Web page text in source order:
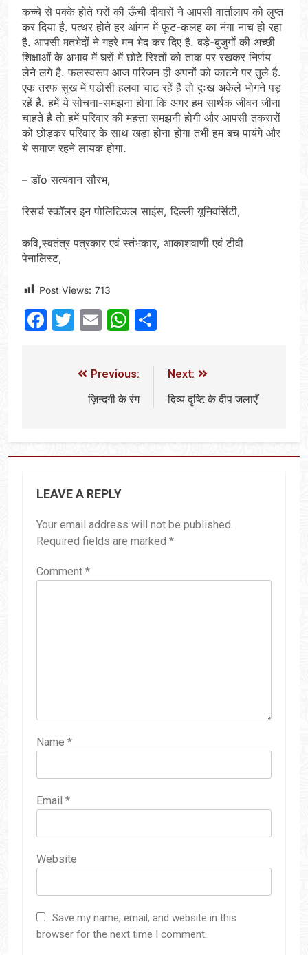
कच्चे से पक्के होते घरों की ऊँची दीवारों ने आपसी वार्तालाप को लुप्त
कर दिया है. पत्थर होते हर आंगन में फ़ूट-कलह का नंगा नाच हो रहा
है. आपसी मतभेदों ने गहरे मन भेद कर दिए है. बड़े-बुजुर्गों की अच्छी
शिक्षाओं के अभाव में घरों में छोटे रिश्तों को ताक पर रखकर निर्णय
लेने लगे है. फलस्वरूप आज परिजन ही अपनों को काटने पर तुले है.
एक तरफ सुख में पडोसी हलवा चाट रहें है तो दुःख अकेले भोगने पड़
रहें है. हमें ये सोचना-समझना होगा कि अगर हम सार्थक जीवन जीना
चाहते है तो हमें परिवार की महत्ता समझनी होगी और आपसी तकरारों
को छोड़कर परिवार के साथ खड़ा होना होगा तभी हम बच पायंगे और
ये समाज रहने लायक होगा.
– डॉo सत्यवान सौरभ,
रिसर्च स्कॉलर इन पोलिटिकल साइंस, दिल्ली यूनिवर्सिटी,
कवि,स्वतंत्र पत्रकार एवं स्तंभकार, आकाशवाणी एवं टीवी
पेनालिस्ट,
Post Views: 713
Facebook
Twitter
EmailWhatsApp
Previous:
ज़िन्दगी के रंग
Next:
दिव्य दृष्टि के दीप जलाएँ
LEAVE A REPLY
Your email address will not be published.
Required fields are marked *
Comment *
Name *
Email *
Website
Save my name, email, and website in this
browser for the next time I comment.